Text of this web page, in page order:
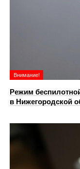
Внимание!
Режим
в Нижегородской